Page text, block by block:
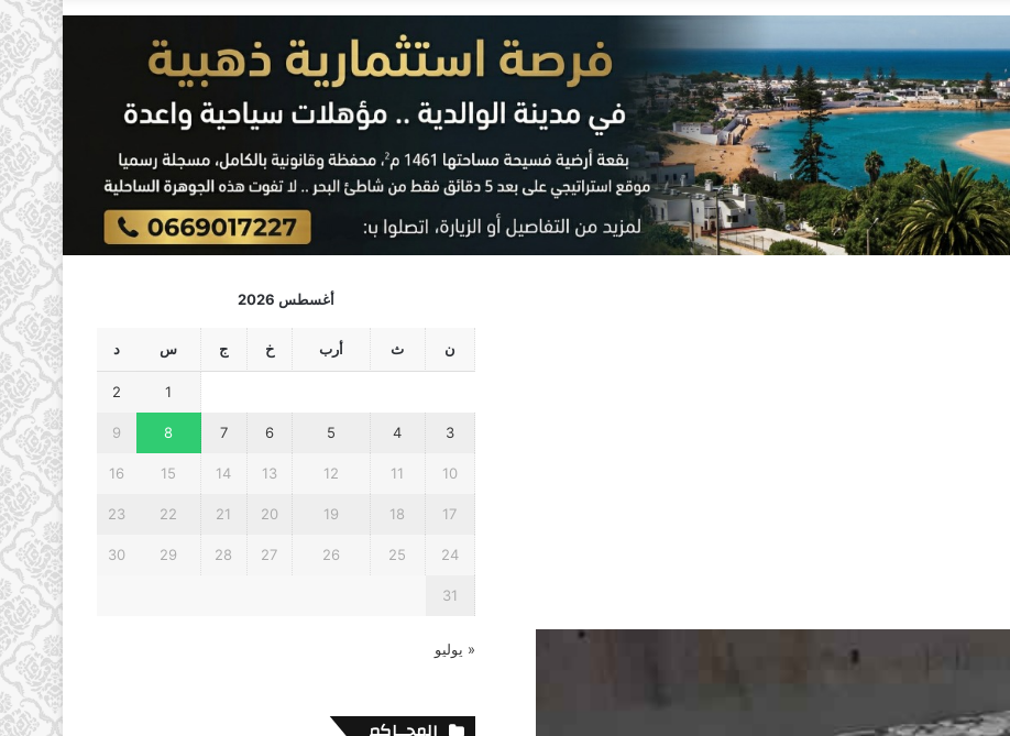
أغسطس 2026
ن ث أرب خ ج س د
1
2
3
4
5
6
7
8
9
10
11
12
13
14
15
16
17
18
19
20
21
22
23
24
25
26
27
28
29
30
31
« يوليو